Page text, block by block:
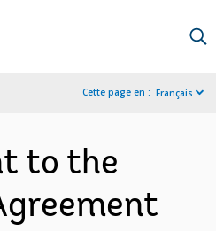
Cette page en : Français
to the